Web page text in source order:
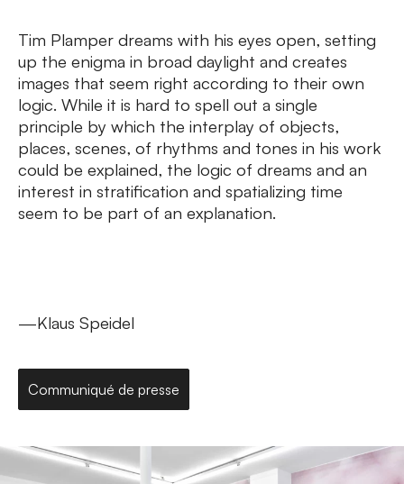
Tim Plamper dreams with his eyes open, setting
up the enigma in broad daylight and creates
images that seem right according to their own
logic. While it is hard to spell out a single
principle by which the interplay of objects,
places, scenes, of rhythms and tones in his work
could be explained, the logic of dreams and an
interest in stratification and spatializing time
seem to be part of an explanation.
—Klaus Speidel
Communiqué de presse